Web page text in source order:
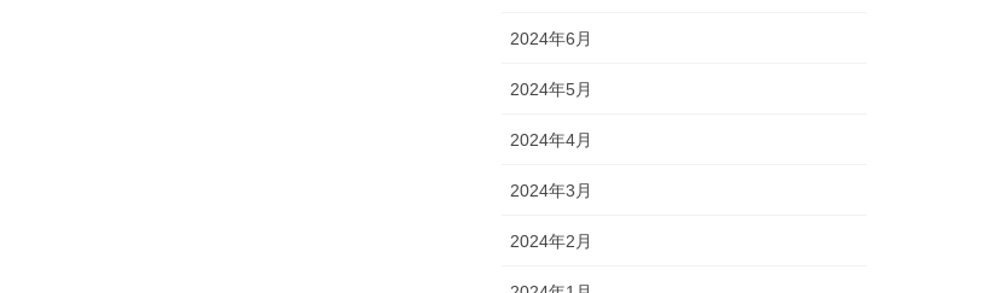
2024年6月
2024年5月
2024年4月
2024年3月
2024年2月